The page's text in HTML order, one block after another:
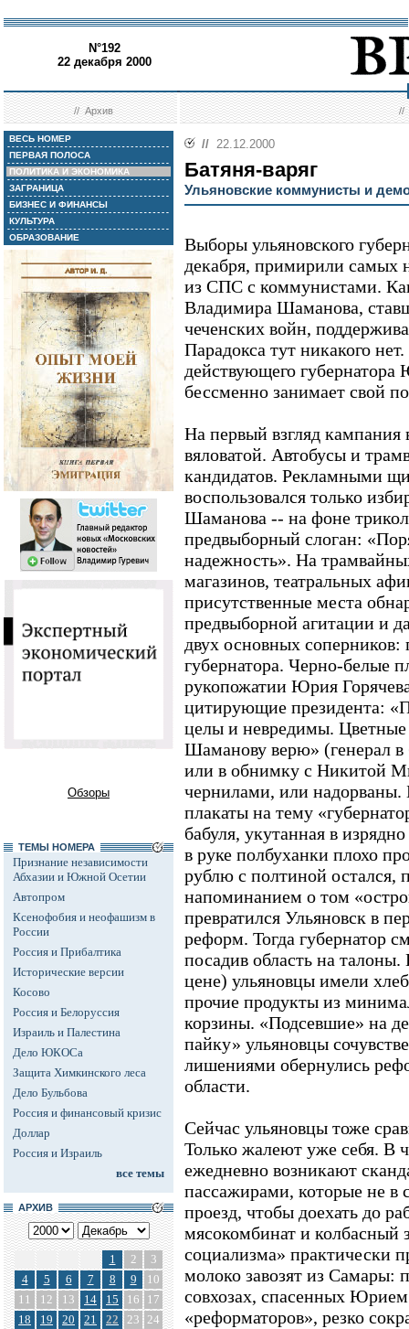
N°192
22 декабря 2000
//Архив //
ВЕСЬ НОМЕР
ПЕРВАЯ ПОЛОСА
ПОЛИТИКА И ЭКОНОМИКА
ЗАГРАНИЦА
БИЗНЕС И ФИНАНСЫ
КУЛЬТУРА
ОБРАЗОВАНИЕ
Обзоры
ТЕМЫ НОМЕРА
Признание независимости
Абхазии и Южной Осетии
Автопром
Ксенофобия и неофашизм в
России
Россия и Прибалтика
Исторические версии
Косово
Россия и Белоруссия
Израиль и Палестина
Дело ЮКОСа
Защита Химкинского леса
Дело Бульбова
Россия и финансовый кризис
Доллар
Россия и Израиль
все темы
АРХИВ
1 2
3
4
5 6 7 8 9
10
11
12 13 14 15 16
17
18
19 20 21 22 23 24
// 22.12.2000
Батяня-варяг
Ульяновские коммунисты и
Выборы ульяновского
декабря, примирили самых
из СПС с коммунистами.
Владимира Шаманова,
чеченских войн,
Парадокса тут никакого
действующего
бессменно занимает свой
На первый взгляд кампания
вяловатой. Автобусы и
кандидатов. Рекламными
воспользовался только
Шаманова -- на фоне
предвыборный слоган:
надежность». На
магазинов, театральных
присутственные места
предвыборной агитации и
двух основных соперников:
губернатора. Черно-белые
рукопожатии Юрия
цитирующие президента:
целы и невредимы.
Шаманову верю» (генерал в
или в обнимку с Никитой
чернилами, или надорваны.
плакаты на тему
бабуля, укутанная в
в руке полбуханки плохо
рублю с полтиной остался,
напоминанием о том
превратился Ульяновск в
реформ. Тогда губернатор
посадив область на
цене) ульяновцы имели
прочие продукты из
корзины. «Подсевшие» на
пайку» ульяновцы
лишениями обернулись
области.
Сейчас ульяновцы тоже
Только жалеют уже себя. В
ежедневно возникают
пассажирами, которые не в
проезд, чтобы доехать до
мясокомбинат и колбасный
социализма» практически
молоко завозят из Самары:
совхозах, спасенных
«реформаторов», резко